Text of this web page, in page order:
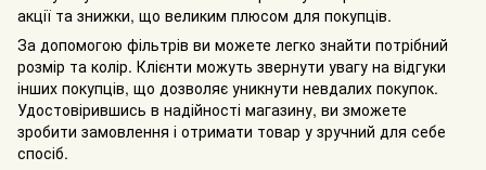
акції та знижки, що великим плюсом для покупців.
За допомогою фільтрів ви можете легко знайти потрібний
розмір та колір. Клієнти можуть звернути увагу на відгуки
інших покупців, що дозволяє уникнути невдалих покупок.
Удостовірившись в надійності магазину, ви зможете
зробити замовлення і отримати товар у зручний для себе
спосіб.